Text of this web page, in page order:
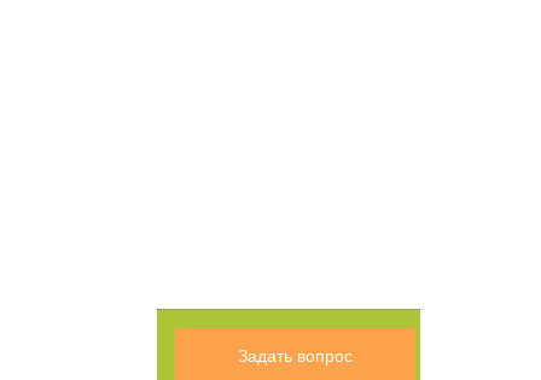
Задать вопрос